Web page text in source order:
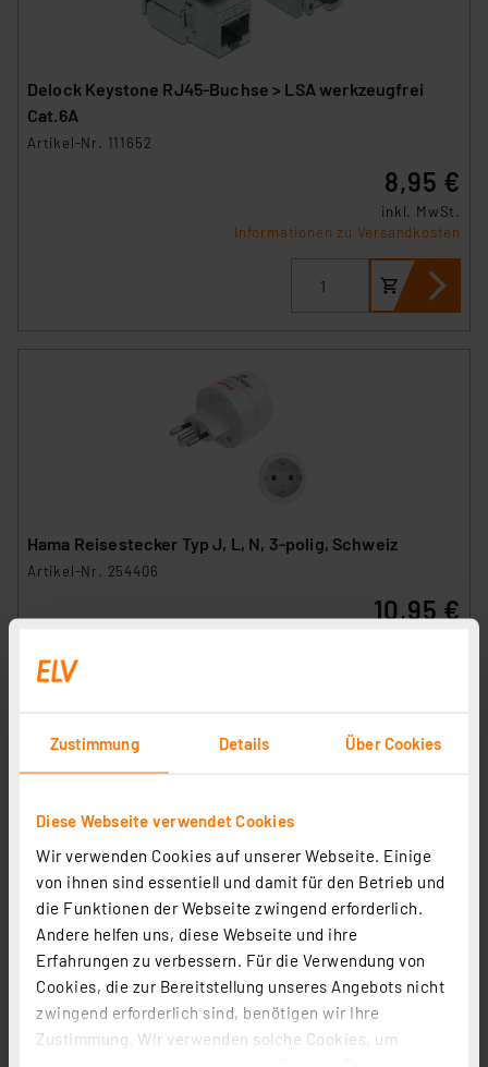
Zustimmung Details Über Cookies
Diese Webseite verwendet Cookies
Wir verwenden Cookies auf unserer Webseite. Einige
von ihnen sind essentiell und damit für den Betrieb und
die Funktionen der Webseite zwingend erforderlich.
Andere helfen uns, diese Webseite und ihre
Erfahrungen zu verbessern. Für die Verwendung von
Cookies, die zur Bereitstellung unseres Angebots nicht
zwingend erforderlich sind, benötigen wir Ihre
Zustimmung. Wir verwenden solche Cookies, um
Delock Keystone RJ45-Buchse > LSA werkzeugfrei
Cat.6A
Artikel-Nr. 111652
8,95 €
inkl. MwSt.
Informationen zu Versandkosten
Hama Reisestecker Typ J, L, N, 3-polig, Schweiz
Artikel-Nr. 254406
10,95 €
Die Bold Erweiterungsset 24V-Garten, Strang
Artikel-Nr. 258552
34,99 €